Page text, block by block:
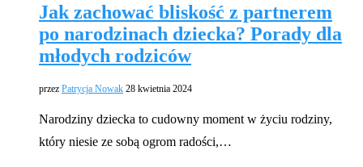
Jak zachować bliskość z partnerem
po narodzinach dziecka? Porady dla
młodych rodziców
przez Patrycja Nowak 28 kwietnia 2024
Narodziny dziecka to cudowny moment w życiu rodziny,
który niesie ze sobą ogrom radości,…